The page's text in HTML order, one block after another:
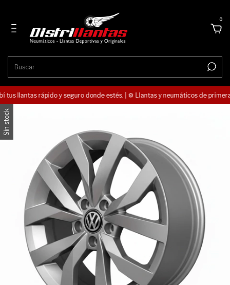
0
tus llantas rápido y seguro donde estés. | ⚙️ Llantas y neumáticos de
Sin stock